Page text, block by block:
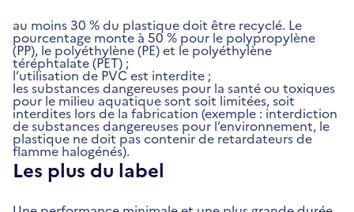
au moins 30 % du plastique doit être recyclé. Le
pourcentage monte à 50 % pour le polypropylène
(PP), le polyéthylène (PE) et le polyéthylène
téréphtalate (PET) ;
l’utilisation de PVC est interdite ;
les substances dangereuses pour la santé ou toxiques
pour le milieu aquatique sont soit limitées, soit
interdites lors de la fabrication (exemple : interdiction
de substances dangereuses pour l’environnement, le
plastique ne doit pas contenir de retardateurs de
flamme halogénés).
Les plus du label